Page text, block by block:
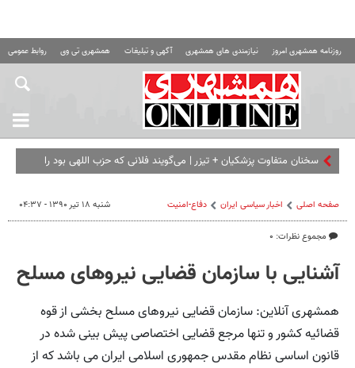
روزنامه همشهری امروز نیازمندی های همشهری آگهی و تبلیغات همشهری تی وی روابط عمومی
سخنان متفاوت پزشکیان + تیزر | می‌گویند فلانی که حزب اللهی بود را
صفحه اصلی اخبار سیاسی ایران دفاع-امنیت
مجموع نظرات: ۰
شنبه ۱۸ تیر ۱۳۹۰ - ۰۴:۳۷
آشنایی با سازمان قضایی نیروهای مسلح
همشهری آنلاین: سازمان قضایی نیروهای مسلح بخشی از قوه
قضائیه کشور و تنها مرجع قضایی اختصاصی پیش بینی شده در
قانون اساسی نظام مقدس جمهوری اسلامی ایران می باشد که از